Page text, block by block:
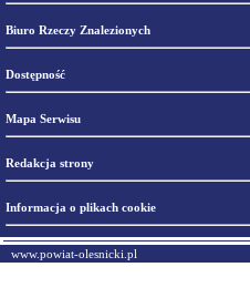
Biuro Rzeczy Znalezionych
Dostępność
Mapa Serwisu
Redakcja strony
Informacja o plikach cookie
www.powiat-olesnicki.pl